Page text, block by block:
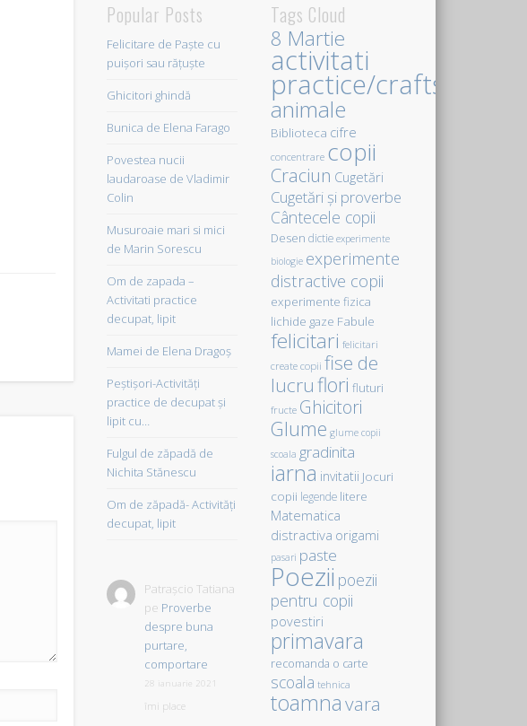
Popular Posts
Felicitare de Paște cu
puișori sau rățuște
Ghicitori ghindă
Bunica de Elena Farago
Povestea nucii
laudaroase de Vladimir
Colin
Musuroaie mari si mici
de Marin Sorescu
Om de zapada –
Activitati practice
decupat, lipit
Mamei de Elena Dragoş
Peştişori-Activităţi
practice de decupat şi
lipit cu…
Fulgul de zăpadă de
Nichita Stănescu
Om de zăpadă- Activităţi
decupat, lipit
Patrașcio Tatiana
pe Proverbe
despre buna
purtare,
comportare
28 ianuarie 2021
îmi place
Tags Cloud
8 Martie
activitati
practice/crafts
animale
Biblioteca cifre
concentrare copii
Craciun Cugetări
Cugetări şi proverbe
Cântecele copii
Desen dictie experimente
biologie experimente
distractive copii
experimente fizica
lichide gaze Fabule
felicitari felicitari
create copii fise de
lucruflori fluturi
fructe Ghicitori
Glume glume copii
scoala gradinita
iarna invitatii Jocuri
copii legende litere
Matematica
distractiva origami
pasari paste
Poezii poezii
pentru copii
povestiri
primavara
recomanda o carte
scoala tehnica
toamnavara